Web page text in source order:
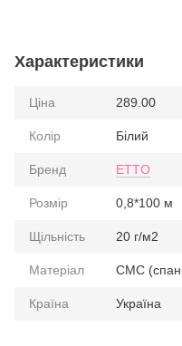
Характеристики
Ціна 289.00
Колір Білий
Бренд ETTO
Розмір 0,8*100 м
Щільність 20 г/м2
Матеріал СМС
Країна Україна